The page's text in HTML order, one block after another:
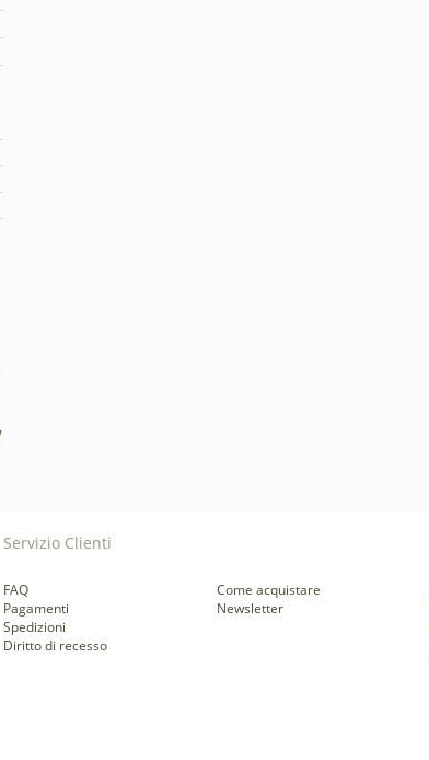
Servizio Clienti
FAQ
Pagamenti
Spedizioni
Diritto di recesso
Come acquistare
Newsletter